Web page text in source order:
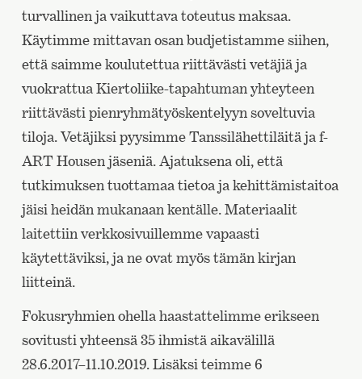
turvallinen ja vaikuttava toteutus maksaa.
Käytimme mittavan osan budjetistamme siihen,
että saimme koulutettua riittävästi vetäjiä ja
vuokrattua Kiertoliike-tapahtuman yhteyteen
riittävästi pienryhmätyöskentelyyn soveltuvia
tiloja. Vetäjiksi pyysimme Tanssilähettiläitä ja f-
ART Housen jäseniä. Ajatuksena oli, että
tutkimuksen tuottamaa tietoa ja kehittämistaitoa
jäisi heidän mukanaan kentälle. Materiaalit
laitettiin verkkosivuillemme vapaasti
käytettäviksi, ja ne ovat myös tämän kirjan
liitteinä.
Fokusryhmien ohella haastattelimme erikseen
sovitusti yhteensä 35 ihmistä aikavälillä
28.6.2017–11.10.2019. Lisäksi teimme 6